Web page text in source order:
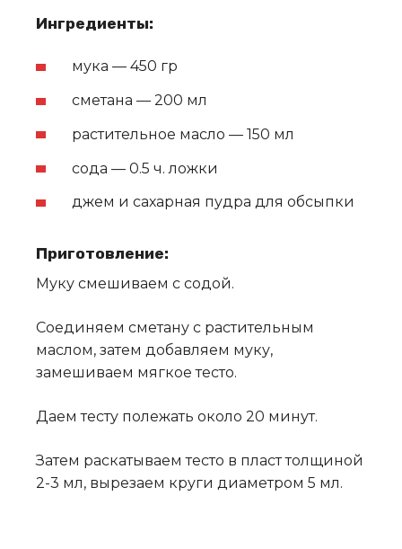
Ингредиенты:
мука — 450 гр
сметана — 200 мл
растительное масло — 150 мл
сода — 0.5 ч. ложки
джем и сахарная пудра для обсыпки
Приготовление:
Муку смешиваем с содой.
Соединяем сметану с растительным
маслом, затем добавляем муку,
замешиваем мягкое тесто.
Даем тесту полежать около 20 минут.
Затем раскатываем тесто в пласт толщиной
2-3 мл, вырезаем круги диаметром 5 мл.